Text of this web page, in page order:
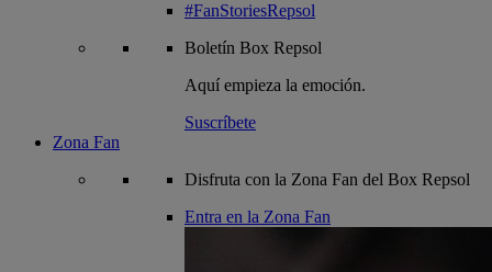
#FanStoriesRepsol
Boletín Box Repsol
Aquí empieza la emoción.
Suscríbete
Zona Fan
Disfruta con la Zona Fan del Box Repsol
Entra en la Zona Fan